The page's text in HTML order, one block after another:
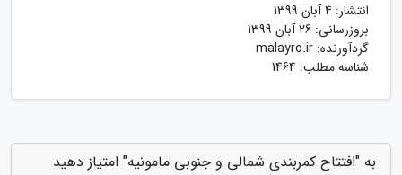
انتشار: 4 آبان 1399
بروزرسانی: 26 آبان 1399
گردآورنده: malayro.ir
شناسه مطلب: 1464
به "افتتاح کمربندی شمالی و جنوبی مامونیه" امتیاز دهید